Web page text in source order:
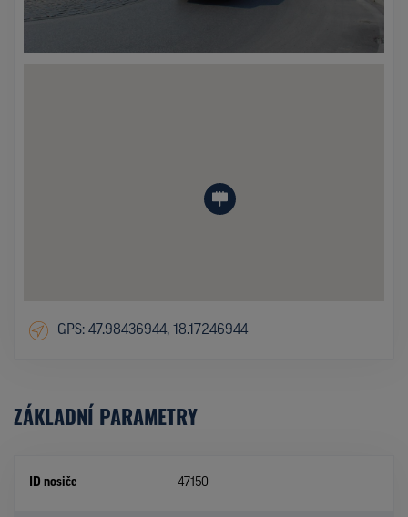
GPS: 47.98436944, 18.17246944
ZÁKLADNÍ PARAMETRY
ID nosiče 47150